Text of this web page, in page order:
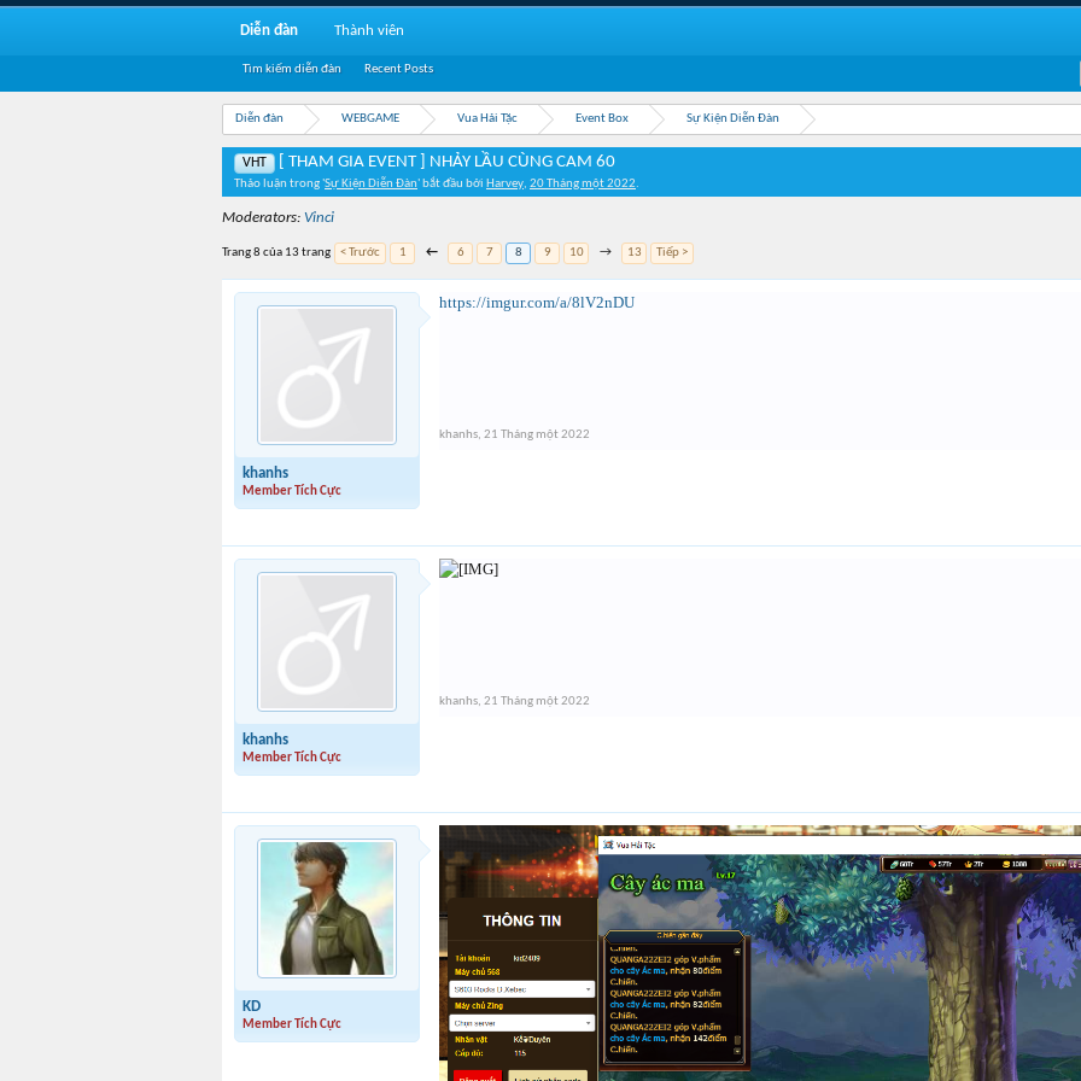
Diễn đàn WEBGAME Vua Hải Tặc Event Box Sự Kiện Diễn Đàn
VHT [ THAM GIA EVENT ] NHẢY LẦU CÙNG CAM 60
Thảo luận trong 'Sự Kiện Diễn Đàn' bắt đầu bởi Harvey, 20 Tháng một 2022.
Moderators: Vinci
Trang 8 của 13 trang < Trước 1 ← 6 7 8 9 10 → 13 Tiếp >
khanhs
Member Tích Cực
https://imgur.com/a/8lV2nDU
khanhs, 21 Tháng một 2022
khanhs
Member Tích Cực
khanhs, 21 Tháng một 2022
KD
Member Tích Cực
Diễn đàn
Tìm kiếm diễn đàn Recent Posts
Thành viên